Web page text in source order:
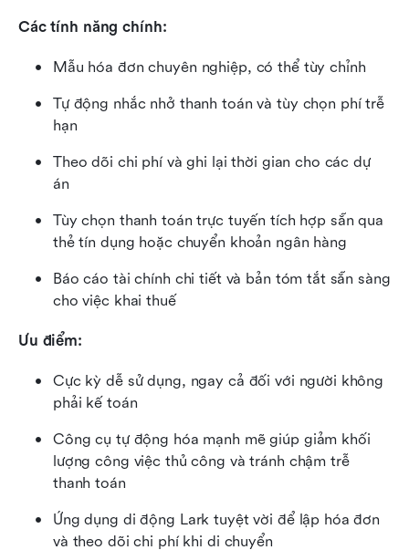
Các tính năng chính:
Mẫu hóa đơn chuyên nghiệp, có thể tùy chỉnh
Tự động nhắc nhở thanh toán và tùy chọn phí trễ
hạn
Theo dõi chi phí và ghi lại thời gian cho các dự
án
Tùy chọn thanh toán trực tuyến tích hợp sẵn qua
thẻ tín dụng hoặc chuyển khoản ngân hàng
Báo cáo tài chính chi tiết và bản tóm tắt sẵn sàng
cho việc khai thuế
Ưu điểm:
Cực kỳ dễ sử dụng, ngay cả đối với người không
phải kế toán
Công cụ tự động hóa mạnh mẽ giúp giảm khối
lượng công việc thủ công và tránh chậm trễ
thanh toán
Ứng dụng di động Lark tuyệt vời để lập hóa đơn
và theo dõi chi phí khi di chuyển